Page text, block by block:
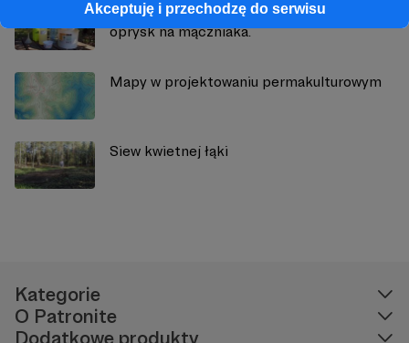
Akceptuję i przechodzę do serwisu
Kuchnia permakulturowa: Odcinek 3 -
oprysk na mączniaka.
Mapy w projektowaniu permakulturowym
Siew kwietnej łąki
Kategorie
O Patronite
Dodatkowe produkty